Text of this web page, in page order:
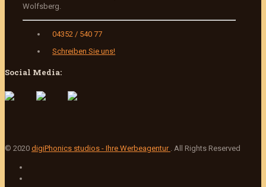
Wolfsberg.
04352 / 540 77
Schreiben Sie uns!
Social Media:
© 2020 digiPhonics studios - Ihre Werbeagentur . All Rights Reserved